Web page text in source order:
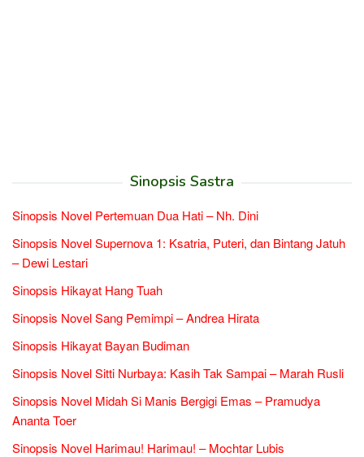
Sinopsis Sastra
Sinopsis Novel Pertemuan Dua Hati – Nh. Dini
Sinopsis Novel Supernova 1: Ksatria, Puteri, dan Bintang Jatuh
– Dewi Lestari
Sinopsis Hikayat Hang Tuah
Sinopsis Novel Sang Pemimpi – Andrea Hirata
Sinopsis Hikayat Bayan Budiman
Sinopsis Novel Sitti Nurbaya: Kasih Tak Sampai – Marah Rusli
Sinopsis Novel Midah Si Manis Bergigi Emas – Pramudya
Ananta Toer
Sinopsis Novel Harimau! Harimau! – Mochtar Lubis